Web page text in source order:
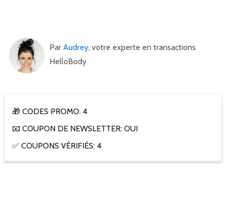
Par Audrey, votre experte en transactions
HelloBody
🎁 CODES PROMO: 4
📧 COUPON DE NEWSLETTER: OUI
✅ COUPONS VÉRIFIÉS: 4